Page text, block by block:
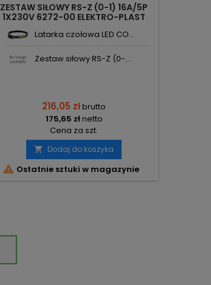
ZESTAW SIŁOWY RS-Z (0-1) 16A/5P
1X230V 6272-00 ELEKTRO-PLAST
Latarka czołowa LED CO...
Zestaw siłowy RS-Z (0-...
216,05 złbrutto
175,65 złnetto
Cena za szt.
 Dodaj do koszyka
 Ostatnie sztuki w magazynie